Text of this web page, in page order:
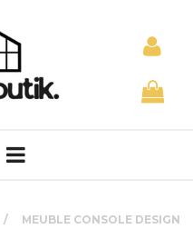
MEUBLE CONSOLE DESIGN